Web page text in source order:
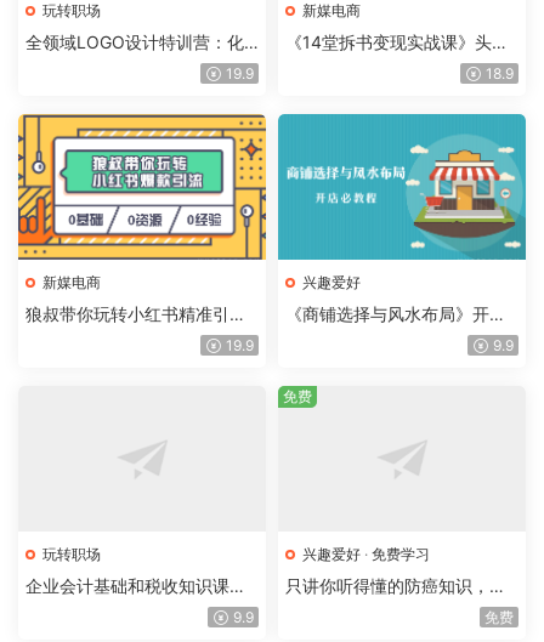
玩转职场
全领域LOGO设计特训营：化
19.9
新媒电商
《14堂拆书变现实战课》头条
18.9
新媒电商
狼叔带你玩转小红书精准引流
19.9
兴趣爱好
《商铺选择与风水布局》开店
9.9
玩转职场
企业会计基础和税收知识课
9.9
兴趣爱好 · 免费学习
只讲你听得懂的防癌知识，真
免费
免费